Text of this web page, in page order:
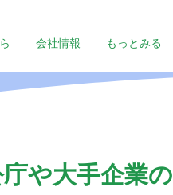
会社情報 もっとみる
や大手企業の